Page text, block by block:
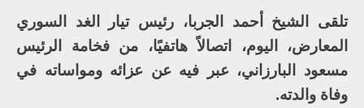
تلقى الشيخ أحمد الجربا، رئيس تيار الغد السوري
المعارض، اليوم، اتصالاً هاتفيًا، من فخامة الرئيس
مسعود البارزاني، عبر فيه عن عزائه ومواساته في
وفاة والدته.